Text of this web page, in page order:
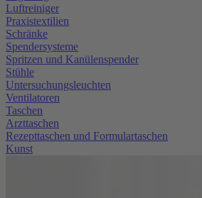
Luftreiniger
Praxistextilien
Schränke
Spendersysteme
Spritzen und Kanülenspender
Stühle
Untersuchungsleuchten
Ventilatoren
Taschen
Arzttaschen
Rezepttaschen und Formulartaschen
Kunst